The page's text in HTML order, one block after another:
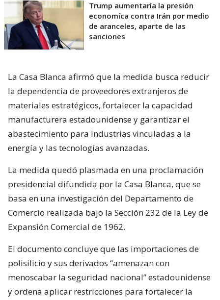
Trump aumentaría la presión
economíca contra Irán por medio
de aranceles, aparte de las
sanciones
La Casa Blanca afirmó que la medida busca reducir
la dependencia de proveedores extranjeros de
materiales estratégicos, fortalecer la capacidad
manufacturera estadounidense y garantizar el
abastecimiento para industrias vinculadas a la
energía y las tecnologías avanzadas.
La medida quedó plasmada en una proclamación
presidencial difundida por la Casa Blanca, que se
basa en una investigación del Departamento de
Comercio realizada bajo la Sección 232 de la Ley de
Expansión Comercial de 1962.
El documento concluye que las importaciones de
polisilicio y sus derivados “amenazan con
menoscabar la seguridad nacional” estadounidense
y ordena aplicar restricciones para fortalecer la